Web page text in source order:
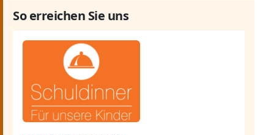
So erreichen Sie uns